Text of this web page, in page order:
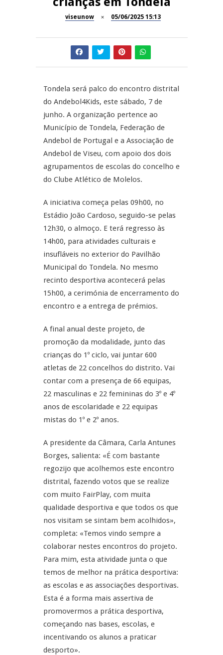
Dia do Foral em São João da
Summer Fusion em
Sernancelhe
do Castelo
11º Encontro Gastronómico
Amador de Abrunhosa-a-Velha
Now Opinião – Manuela
Antunes: Problemas nos
Exames Nacionais
viseunow 05/06/2025 15:13
Tondela será palco do encontro distrital
do Andebol4Kids, este sábado, 7 de
junho. A organização pertence ao
Município de Tondela, Federação de
Andebol de Portugal e a Associação de
Andebol de Viseu, com apoio dos dois
agrupamentos de escolas do concelho e
do Clube Atlético de Molelos.
A iniciativa começa pelas 09h00, no
Estádio João Cardoso, seguido-se pelas
12h30, o almoço. E terá regresso às
14h00, para atividades culturais e
insufláveis no exterior do Pavilhão
Municipal do Tondela. No mesmo
recinto desportiva acontecerá pelas
15h00, a cerimónia de encerramento do
encontro e a entrega de prémios.
A final anual deste projeto, de
promoção da modalidade, junto das
crianças do 1º ciclo, vai juntar 600
atletas de 22 concelhos do distrito. Vai
contar com a presença de 66 equipas,
22 masculinas e 22 femininas do 3º e 4º
anos de escolaridade e 22 equipas
mistas do 1º e 2º anos.
A presidente da Câmara, Carla Antunes
Borges, salienta: «É com bastante
regozijo que acolhemos este encontro
distrital, fazendo votos que se realize
com muito FairPlay, com muita
qualidade desportiva e que todos os que
nos visitam se sintam bem acolhidos»,
completa: «Temos vindo sempre a
colaborar nestes encontros do projeto.
Para mim, esta atividade junta o que
temos de melhor na prática desportiva:
as escolas e as associações desportivas.
Esta é a forma mais assertiva de
promovermos a prática desportiva,
começando nas bases, escolas, e
incentivando os alunos a praticar
desporto».